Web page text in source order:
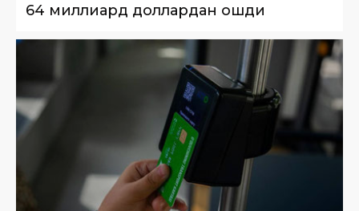
64 миллиард доллардан ошди